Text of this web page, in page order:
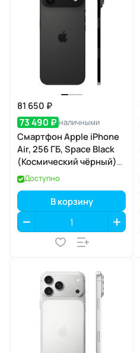
81 650 ₽
73 490 ₽ наличными
Смартфон Apple iPhone
Air, 256 ГБ, Space Black
(Космический чёрный)
Dual eSIM
Доступно
В корзину